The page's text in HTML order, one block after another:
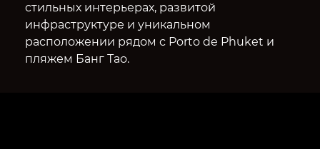
стильных интерьерах, развитой
инфраструктуре и уникальном
расположении рядом с Porto de Phuket и
пляжем Банг Тао.